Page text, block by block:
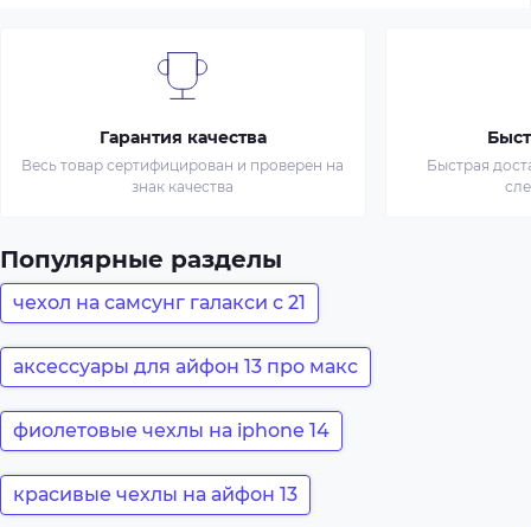
Гарантия качества
Весь товар сертифицирован и проверен на
знак качества
Быстрая
Популярные разделы
чехол на самсунг галакси с 21
аксессуары для айфон 13 про макс
фиолетовые чехлы на iphone 14
красивые чехлы на айфон 13